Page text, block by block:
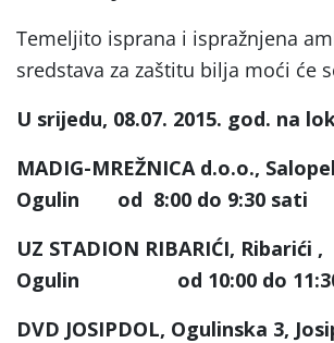
Temeljito isprana i ispražnjena
sredstava za zaštitu bilja moći će
U srijedu, 08.07. 2015. god. na
MADIG-MREŽNICA d.o.o.,
Ogulin od 8:00 do 9:30 sati
UZ STADION RIBARIĆI, Ribarići ,
Ogulin od 10:00 do
DVD JOSIPDOL, Ogulinska